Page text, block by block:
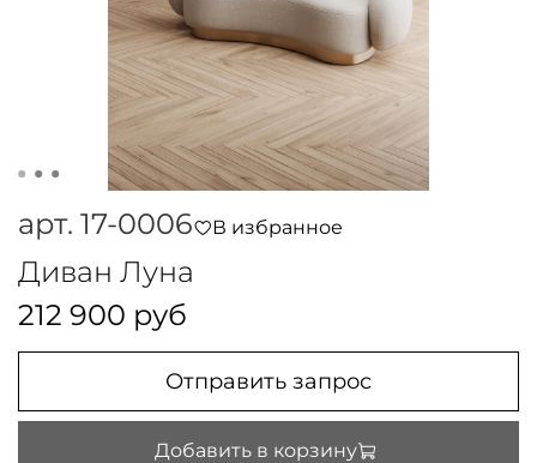
арт. 17-0006 В избранное
Диван Луна
212 900 руб
Отправить запрос
Добавить в корзину